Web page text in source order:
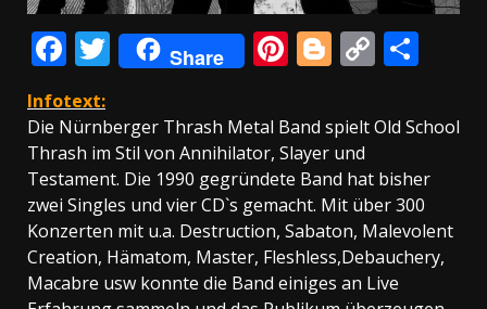
Facebook
Twitter
Share Pinterest
Blogger
Copy
Infotext:
Die Nürnberger Thrash Metal Band spielt Old School
Thrash im Stil von Annihilator, Slayer und
Testament. Die 1990 gegründete Band hat bisher
zwei Singles und vier CD`s gemacht. Mit über 300
Konzerten mit u.a. Destruction, Sabaton, Malevolent
Creation, Hämatom, Master, Fleshless,Debauchery,
Macabre usw konnte die Band einiges an Live